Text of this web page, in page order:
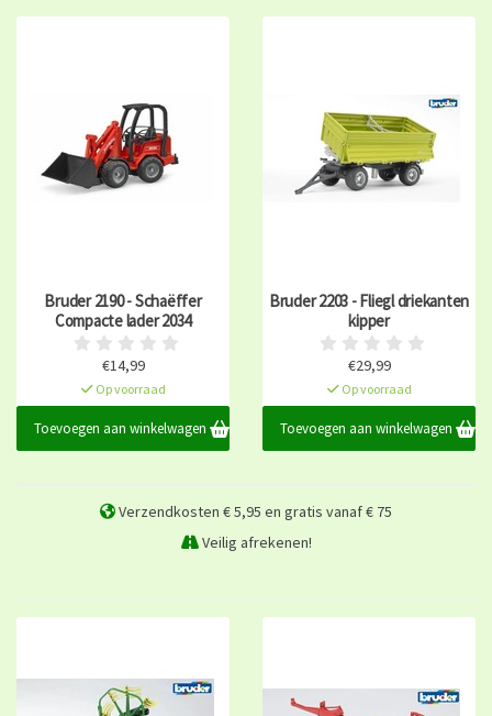
Bruder 2190 - Schaëffer
Compacte lader 2034
€14,99
Op voorraad
Toevoegen aan winkelwagen
Bruder 2203 - Fliegl driekanten
kipper
€29,99
Op voorraad
Toevoegen aan winkelwagen
Verzendkosten € 5,95 en gratis vanaf € 75
Veilig afrekenen!